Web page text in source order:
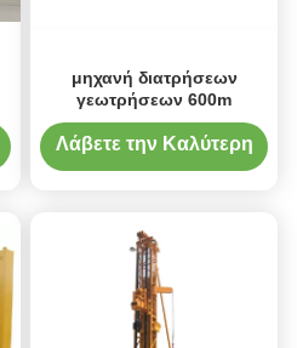
μηχανή διατρήσεων
γεωτρήσεων 600m
Λάβετε την Καλύτερη